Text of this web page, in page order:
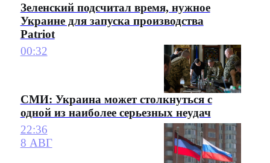
Зеленский подсчитал время, нужное
Украине для запуска производства
Patriot
00:32
СМИ: Украина может столкнуться с
одной из наиболее серьезных неудач
22:36
8 АВГ